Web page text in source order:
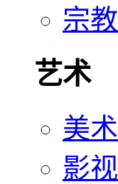
宗教
艺术
美术
影视